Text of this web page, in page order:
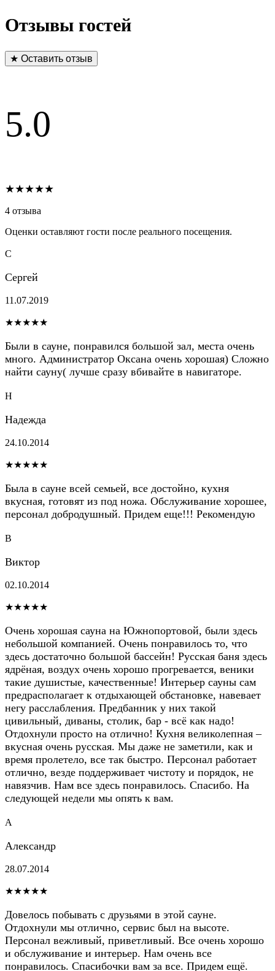
Отзывы гостей
★ Оставить отзыв
5.0
★★★★★
4 отзыва
Оценки оставляют гости после реального посещения.
С
Сергей
11.07.2019
★★★★★
Были в сауне, понравился большой зал, места очень
много. Администратор Оксана очень хорошая) Сложно
найти сауну( лучше сразу вбивайте в навигаторе.
Н
Надежда
24.10.2014
★★★★★
Была в сауне всей семьей, все достойно, кухня
вкусная, готовят из под ножа. Обслуживание хорошее,
персонал добродушный. Придем еще!!! Рекомендую
В
Виктор
02.10.2014
★★★★★
Очень хорошая сауна на Южнопортовой, были здесь
небольшой компанией. Очень понравилось то, что
здесь достаточно большой бассейн! Русская баня здесь
ядрёная, воздух очень хорошо прогревается, веники
такие душистые, качественные! Интерьер сауны сам
предрасполагает к отдыхающей обстановке, навевает
негу расслабления. Предбанник у них такой
цивильный, диваны, столик, бар - всё как надо!
Отдохнули просто на отлично! Кухня великолепная –
вкусная очень русская. Мы даже не заметили, как и
время пролетело, все так быстро. Персонал работает
отлично, везде поддерживает чистоту и порядок, не
навязчив. Нам все здесь понравилось. Спасибо. На
следующей недели мы опять к вам.
А
Александр
28.07.2014
★★★★★
Довелось побывать с друзьями в этой сауне.
Отдохнули мы отлично, сервис был на высоте.
Персонал вежливый, приветливый. Все очень хорошо
и обслуживание и интерьер. Нам очень все
понравилось. Спасибочки вам за все. Придем ещё.